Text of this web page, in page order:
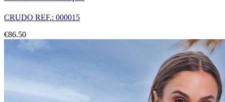
CRUDO REF.: 000015
€86.50